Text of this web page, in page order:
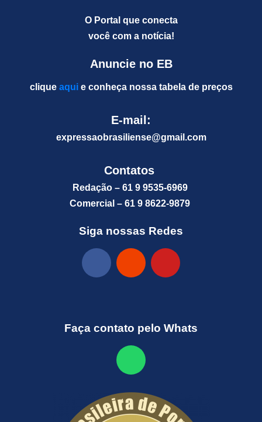
O Portal que conecta
você com a notícia!
Anuncie no EB
clique aquie conheça nossa tabela de preços
E-mail:
expressaobrasiliense@gmail.com
Contatos
Redação – 61 9 9535-6969
Comercial – 61 9 8622-9879
Siga nossas Redes
Faça contato pelo Whats